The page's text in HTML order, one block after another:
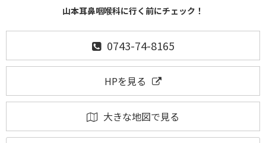
山本耳鼻咽喉科に行く前にチェック！
0743-74-8165
HPを見る
大きな地図で見る